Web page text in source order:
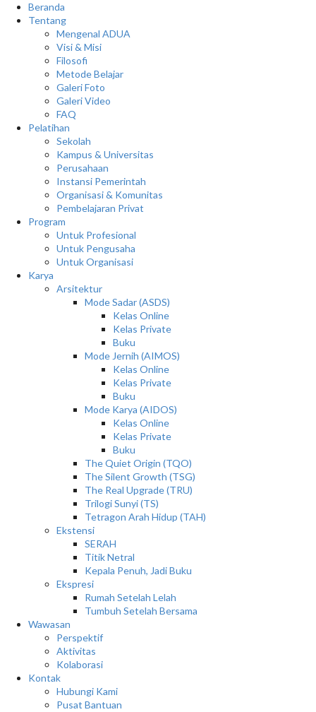
Beranda
Tentang
Mengenal ADUA
Visi & Misi
Filosofi
Metode Belajar
Galeri Foto
Galeri Video
FAQ
Pelatihan
Sekolah
Kampus & Universitas
Perusahaan
Instansi Pemerintah
Organisasi & Komunitas
Pembelajaran Privat
Program
Untuk Profesional
Untuk Pengusaha
Untuk Organisasi
Karya
Arsitektur
Mode Sadar (ASDS)
Kelas Online
Kelas Private
Buku
Mode Jernih (AIMOS)
Kelas Online
Kelas Private
Buku
Mode Karya (AIDOS)
Kelas Online
Kelas Private
Buku
The Quiet Origin (TQO)
The Silent Growth (TSG)
The Real Upgrade (TRU)
Trilogi Sunyi (TS)
Tetragon Arah Hidup (TAH)
Ekstensi
SERAH
Titik Netral
Kepala Penuh, Jadi Buku
Ekspresi
Rumah Setelah Lelah
Tumbuh Setelah Bersama
Wawasan
Perspektif
Aktivitas
Kolaborasi
Kontak
Hubungi Kami
Pusat Bantuan